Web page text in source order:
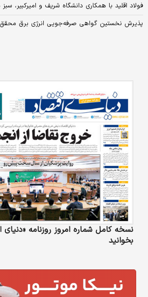
فولاد اقلید با همکاری دانشگاه شریف و امیرکبیر،
پذیرش نخستین گواهی صرفه‌‌‌جویی انرژی برق
نسخه کامل شماره امروز روزنامه «دنیای‌
بخوانید